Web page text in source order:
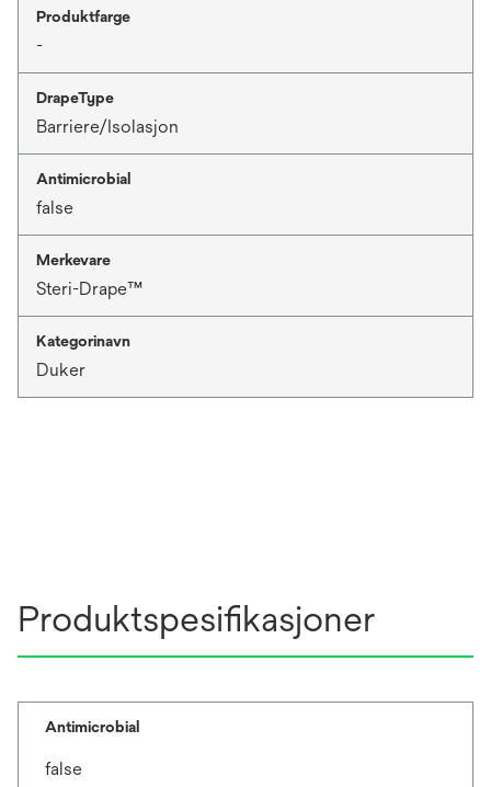
Produktfarge
-
DrapeType
Barriere/Isolasjon
Antimicrobial
false
Merkevare
Steri-Drape™
Kategorinavn
Duker
Produktspesifikasjoner
Antimicrobial
false